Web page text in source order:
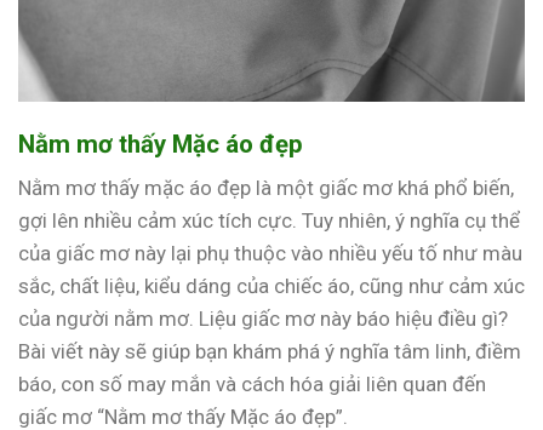
Nằm mơ thấy Mặc áo đẹp
Nằm mơ thấy mặc áo đẹp là một giấc mơ khá phổ biến,
gợi lên nhiều cảm xúc tích cực. Tuy nhiên, ý nghĩa cụ thể
của giấc mơ này lại phụ thuộc vào nhiều yếu tố như màu
sắc, chất liệu, kiểu dáng của chiếc áo, cũng như cảm xúc
của người nằm mơ. Liệu giấc mơ này báo hiệu điều gì?
Bài viết này sẽ giúp bạn khám phá ý nghĩa tâm linh, điềm
báo, con số may mắn và cách hóa giải liên quan đến
giấc mơ “Nằm mơ thấy Mặc áo đẹp”.